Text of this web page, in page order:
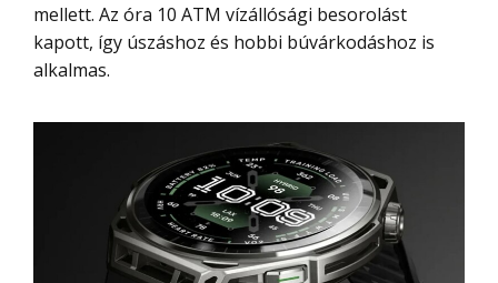
mellett. Az óra 10 ATM vízállósági besorolást
kapott, így úszáshoz és hobbi búvárkodáshoz is
alkalmas.